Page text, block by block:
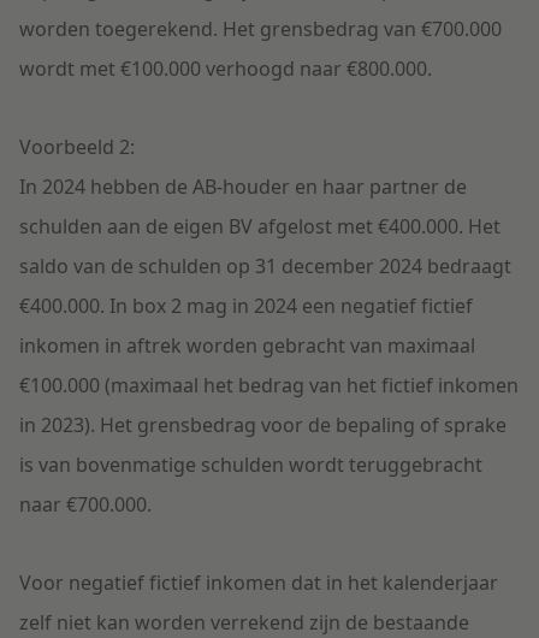
worden toegerekend. Het grensbedrag van €700.000
wordt met €100.000 verhoogd naar €800.000.
Voorbeeld 2:
In 2024 hebben de AB-houder en haar partner de
schulden aan de eigen BV afgelost met €400.000. Het
saldo van de schulden op 31 december 2024 bedraagt
€400.000. In box 2 mag in 2024 een negatief fictief
inkomen in aftrek worden gebracht van maximaal
€100.000 (maximaal het bedrag van het fictief inkomen
in 2023). Het grensbedrag voor de bepaling of sprake
is van bovenmatige schulden wordt teruggebracht
naar €700.000.
Voor negatief fictief inkomen dat in het kalenderjaar
zelf niet kan worden verrekend zijn de bestaande